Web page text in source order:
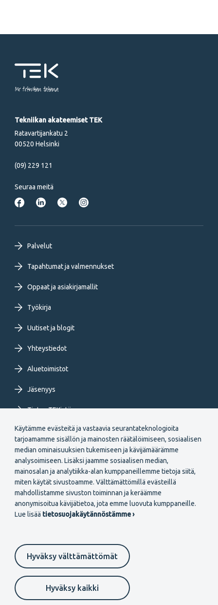
Käytämme evästeitä ja vastaavia seurantateknologioita
tarjoamamme sisällön ja mainosten räätälöimiseen, sosiaalisen
median ominaisuuksien tukemiseen ja kävijämäärämme
analysoimiseen. Lisäksi jaamme sosiaalisen median,
mainosalan ja analytiikka-alan kumppaneillemme tietoja siitä,
miten käytät sivustoamme. Välttämättömillä evästeillä
mahdollistamme sivuston toiminnan ja keräämme
anonymisoitua kävijätietoa, jota emme luovuta kumppaneille.
Lue lisää tietosuojakäytännöstämme ›
Hyväksy välttämättömät
Hyväksy kaikki
Me tekniikan takana
Tekniikan akateemiset TEK
Ratavartijankatu 2
00520 Helsinki
(09) 229 121
Seuraa meitä
Footer
primary
menu
FI
Palvelut
Tapahtumat ja valmennukset
Oppaat ja asiakirjamallit
Työkirja
Uutiset ja blogit
Yhteystiedot
Aluetoimistot
Jäsenyys
Tietoa TEKistä
Extranet
Secondary
FI
Liity jäseneksi
Footer
Evästeasetukset Tietosuojaselosteet
Ilmoituskanava
Suomeksi In English På svenska